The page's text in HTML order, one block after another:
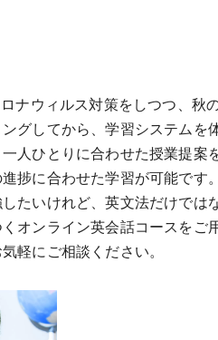
ナウィルス対策をしつつ、秋
グしてから、学習システムを
人ひとりに合わせた授業提案
捗に合わせた学習が可能です
たいけれど、英文法だけでは
オンライン英会話コースをご
軽にご相談ください。